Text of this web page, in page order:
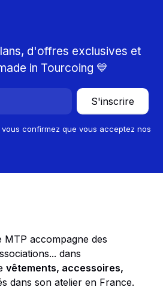
d'offres exclusives et
in Tourcoing 💙
S'inscrire
confirmez que vous acceptez nos
MTP accompagne des
dans
vêtements, accessoires,
dans son atelier en France.